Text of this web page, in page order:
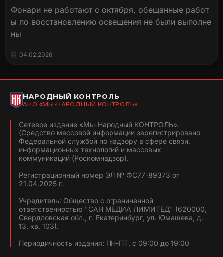
Фонари не работают с октября, обещанные работ
ы по восстановлению освещения не были выполне
ны
04.02.2026
НАРОДНЫЙ КОНТРОЛЬ
АНО «МЫ-НАРОДНЫЙ КОНТРОЛЬ»
Сетевое издание «Мы-Народный КОНТРОЛЬ».
(Средство массовой информации зарегистрировано
Федеральной службой по надзору в сфере связи,
информационных технологий и массовых
коммуникаций (Роскомнадзор).
Регистрационный номер ЭЛ № ФС77-89373 от
21.04.2025 г.
Учредитель: Общество с ограниченной
ответственностью "САН МЕДИА ЛИМИТЕД" (620000,
Свердловская обл., г. Екатеринбург, ул. Юмашева, д.
13, кв. 103).
Периодичность издания: ПН-ПТ, с 09:00 до 19:00